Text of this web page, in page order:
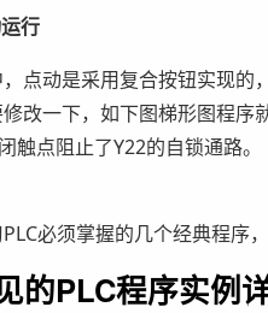
行
点动是采用复合按钮实现的
改一下，如下图梯形图程序
触点阻止了Y22的自锁通路。
必须掌握的几个经典程序
的PLC程序实例